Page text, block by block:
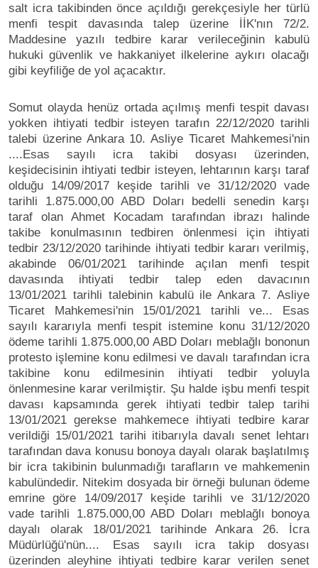
salt icra takibinden önce açıldığı gerekçesiyle her türlü
menfi tespit davasında talep üzerine İİK'nın 72/2.
Maddesine yazılı tedbire karar verileceğinin kabulü
hukuki güvenlik ve hakkaniyet ilkelerine aykırı olacağı
gibi keyfiliğe de yol açacaktır.
Somut olayda henüz ortada açılmış menfi tespit davası
yokken ihtiyati tedbir isteyen tarafın 22/12/2020 tarihli
talebi üzerine Ankara 10. Asliye Ticaret Mahkemesi'nin
....Esas sayılı icra takibi dosyası üzerinden,
keşidecisinin ihtiyati tedbir isteyen, lehtarının karşı taraf
olduğu 14/09/2017 keşide tarihli ve 31/12/2020 vade
tarihli 1.875.000,00 ABD Doları bedelli senedin karşı
taraf olan Ahmet Kocadam tarafından ibrazı halinde
takibe konulmasının tedbiren önlenmesi için ihtiyati
tedbir 23/12/2020 tarihinde ihtiyati tedbir kararı verilmiş,
akabinde 06/01/2021 tarihinde açılan menfi tespit
davasında ihtiyati tedbir talep eden davacının
13/01/2021 tarihli talebinin kabulü ile Ankara 7. Asliye
Ticaret Mahkemesi'nin 15/01/2021 tarihli ve... Esas
sayılı kararıyla menfi tespit istemine konu 31/12/2020
ödeme tarihli 1.875.000,00 ABD Doları meblağlı bononun
protesto işlemine konu edilmesi ve davalı tarafından icra
takibine konu edilmesinin ihtiyati tedbir yoluyla
önlenmesine karar verilmiştir. Şu halde işbu menfi tespit
davası kapsamında gerek ihtiyati tedbir talep tarihi
13/01/2021 gerekse mahkemece ihtiyati tedbire karar
verildiği 15/01/2021 tarihi itibarıyla davalı senet lehtarı
tarafından dava konusu bonoya dayalı olarak başlatılmış
bir icra takibinin bulunmadığı tarafların ve mahkemenin
kabulündedir. Nitekim dosyada bir örneği bulunan ödeme
emrine göre 14/09/2017 keşide tarihli ve 31/12/2020
vade tarihli 1.875.000,00 ABD Doları meblağlı bonoya
dayalı olarak 18/01/2021 tarihinde Ankara 26. İcra
Müdürlüğü'nün.... Esas sayılı icra takip dosyası
üzerinden aleyhine ihtiyati tedbire karar verilen senet